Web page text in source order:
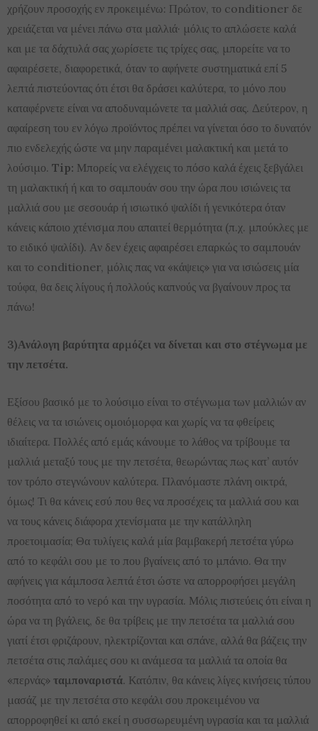
χρήζουν προσοχής εν προκειμένω: Πρώτον, το conditioner δε
χρειάζεται να μένει πάνω στα μαλλιά· μόλις το απλώσετε καλά
και με τα δάχτυλά σας χωρίσετε τις τρίχες σας, μπορείτε να το
αφαιρέσετε, διαφορετικά, όταν το αφήνετε συστηματικά επί 5
λεπτά πιστεύοντας ότι έτσι θα δράσει καλύτερα, το μόνο που
καταφέρνετε είναι να αποδυναμώνετε τα μαλλιά σας. Δεύτερον, η
αφαίρεση του εν λόγω προϊόντος πρέπει να γίνεται όσο το δυνατόν
πιο ενδελεχής ώστε να μην παραμένει μαλακτική και μετά το
λούσιμο. Tip: Μπορείς να ελέγχεις το πόσο καλά έχεις ξεβγάλει
τη μαλακτική ή και το σαμπουάν σου την ώρα που ισιώνεις τα
μαλλιά σου με σεσουάρ ή ισιωτικό ψαλίδι ή γενικότερα όταν
κάνεις κάποιο χτένισμα που απαιτεί θερμότητα (π.χ. μπούκλες με
το ειδικό ψαλίδι). Αν δεν έχεις αφαιρέσει επαρκώς το σαμπουάν
και το conditioner, μόλις πας να «κάψεις» για να ισιώσεις μία
τούφα, θα δεις λίγους ή πολλούς καπνούς να βγαίνουν προς τα
πάνω!
3)Ανάλογη βαρύτητα αρμόζει να δίνεται και στο στέγνωμα με
την πετσέτα.
Εξίσου βασικό με το λούσιμο είναι το στέγνωμα των μαλλιών αν
θέλεις να τα ισιώνεις ομοιόμορφα και χωρίς να τα φθείρεις
ιδιαίτερα. Πολλές από εμάς κάνουμε το λάθος να τρίβουμε τα
μαλλιά μεταξύ τους με την πετσέτα, θεωρώντας πως κατ’ αυτόν
τον τρόπο στεγνώνουν καλύτερα. Πλανόμαστε πλάνη οικτρά,
όμως! Τι θα κάνεις εσύ που θες να προσέχεις τα μαλλιά σου και
να τους κάνεις διάφορα χτενίσματα με την κατάλληλη
προετοιμασία; Θα τυλίγεις καλά μία βαμβακερή πετσέτα γύρω
από το κεφάλι σου με το που βγαίνεις από το μπάνιο. Θα την
αφήνεις για κάμποσα λεπτά έτσι ώστε να απορροφήσει μεγάλη
ποσότητα από το νερό και την υγρασία. Μόλις πιστεύεις ότι είναι η
ώρα να τη βγάλεις, δε θα τρίβεις με την πετσέτα τα μαλλιά σου
γιατί έτσι φριζάρουν, ηλεκτρίζονται και σπάνε, αλλά θα βάζεις την
πετσέτα στις παλάμες σου κι ανάμεσα τα μαλλιά τα οποία θα
«περνάς» ταμποναριστά. Κατόπιν, θα κάνεις λίγες κινήσεις τύπου
μασάζ με την πετσέτα στο κεφάλι σου προκειμένου να
απορροφηθεί κι από εκεί η συσσωρευμένη υγρασία και τα μαλλιά